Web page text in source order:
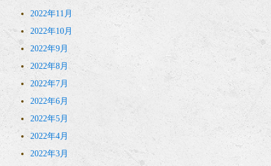
2022年11月
2022年10月
2022年9月
2022年8月
2022年7月
2022年6月
2022年5月
2022年4月
2022年3月